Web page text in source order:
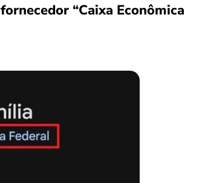
fornecedor “Caixa Econômica